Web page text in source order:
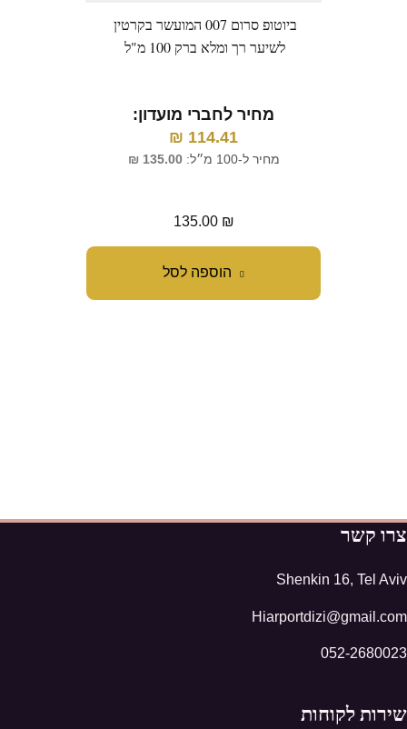
הוספה לסל
ביוטופ סרום 007 המועשר בקרטין
לשיער רך ומלא ברק 100 מ"ל
מחיר לחברי מועדון:
114.41
₪
מחיר ל-100 מ״ל: 135.00
₪
135.00 ₪
צרו קשר
Shenkin 16, Tel Aviv
Hiarportdizi@gmail.com
052-2680023
שירות לקוחות